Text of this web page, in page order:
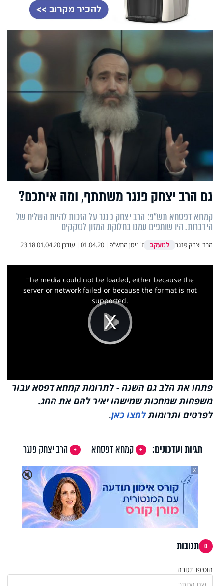
גם הרב יצחק פנגר משתתף, ומה איתכם?
קמחא דפסחא תש"פ: הרב יצחק פנגר על הזכות להיות השליח של
הידברות. היו שותפים עמנו בחלוקת המזון לנזקקים
הרב יצחק פנגר למעקב ז' ניסן התש"פ |
01.04.20
| עודכן01.04.20 23:18
Play
Video
This
The media could not be loaded, either because the
server or network failed or because the format is not
supported.
פתחו את הלב גם השנה - לתרומת קמחא דפסא עבור
משפחות שמחכות שמישהו יאיר להם את החג.
לפרטים ותרומותלחצו כאן.
תגיות ועדכונים: קמחא דפסחא
הרב יצחק פנגר
🔇
X
0 תגובות
הוסיפו תגובה